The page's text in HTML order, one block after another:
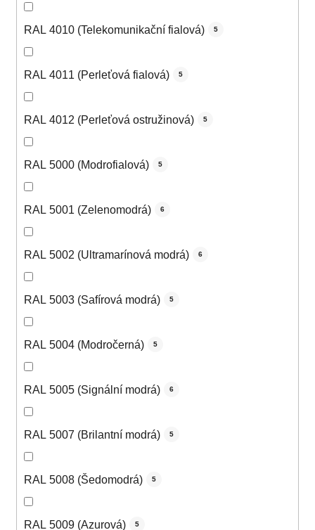
RAL 4010 (Telekomunikační fialová) 5
RAL 4011 (Perleťová fialová) 5
RAL 4012 (Perleťová ostružinová) 5
RAL 5000 (Modrofialová) 5
RAL 5001 (Zelenomodrá) 6
RAL 5002 (Ultramarínová modrá) 6
RAL 5003 (Safírová modrá) 5
RAL 5004 (Modročerná) 5
RAL 5005 (Signální modrá) 6
RAL 5007 (Brilantní modrá) 5
RAL 5008 (Šedomodrá) 5
RAL 5009 (Azurová) 5